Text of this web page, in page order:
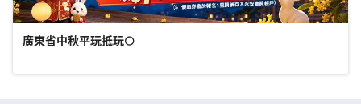
廣東省中秋平玩抵玩🌕